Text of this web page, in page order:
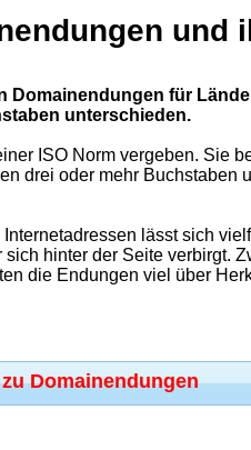
und
Domainendungen für
unterschieden.
ISO Norm vergeben. Sie
drei oder mehr Buchstaben
lässt sich
hinter der Seite verbirgt.
die Endungen viel über
Domainendungen